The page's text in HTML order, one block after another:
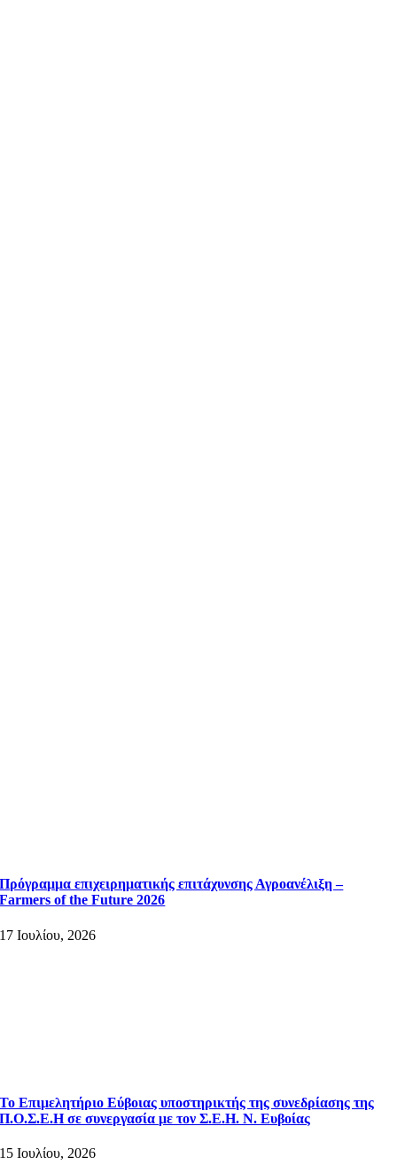
Πρόγραμμα επιχειρηματικής επιτάχυνσης Αγροανέλιξη –
Farmers of the Future 2026
17 Ιουλίου, 2026
Το Επιμελητήριο Εύβοιας υποστηρικτής της συνεδρίασης της
Π.Ο.Σ.Ε.Η σε συνεργασία με τον Σ.Ε.Η. Ν. Ευβοίας
15 Ιουλίου, 2026